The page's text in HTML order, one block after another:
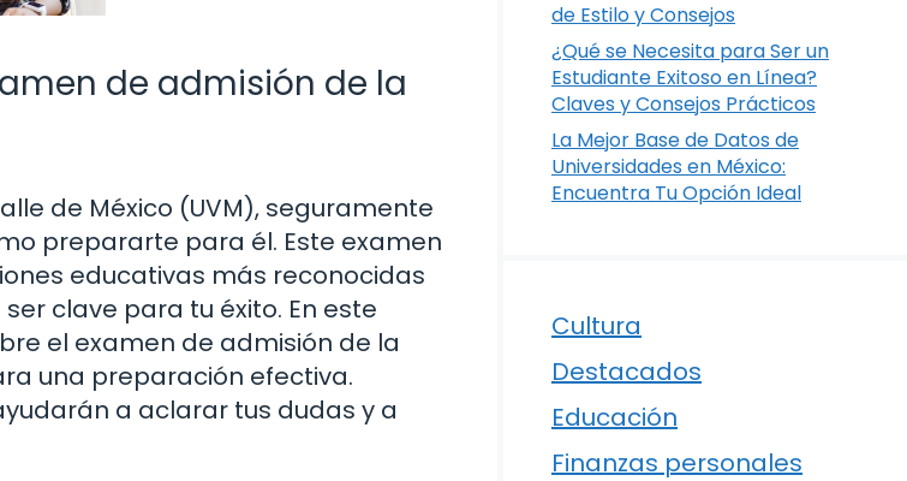
de admisión de la
de México (UVM), seguramente
prepararte para él. Este examen
educativas más reconocidas
clave para tu éxito. En este
el examen de admisión de la
una preparación efectiva.
a aclarar tus dudas y a
de Estilo y Consejos
¿Qué se Necesita para Ser un
Estudiante Exitoso en Línea?
Claves y Consejos Prácticos
La Mejor Base de Datos de
Universidades en México:
Encuentra Tu Opción Ideal
Cultura
Destacados
Educación
Finanzas personales